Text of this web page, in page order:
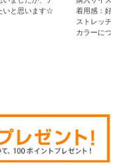
いと思います☆
着用感：好き
ストレッチ
カラーについ